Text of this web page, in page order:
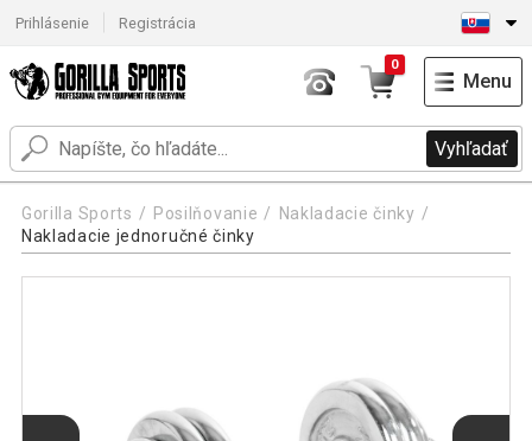
Prihlásenie Registrácia
Vyhľadať
0
Menu
Gorilla Sports Posilňovanie
Nakladacie činky
Nakladacie jednoručné činky